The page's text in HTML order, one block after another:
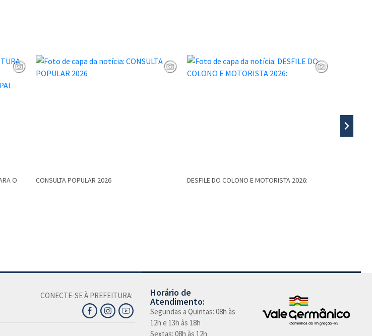
O
CONSULTA POPULAR 2026 DESFILE DO COLONO E MOTORISTA 2026:
CONECTE-SE À PREFEITURA: Horário de
Atendimento:
Segundas a Quintas: 08h às
12h e 13h às 18h
Sextas: 08h às 12h